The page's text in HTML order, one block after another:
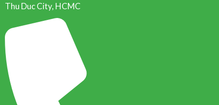
Thu Duc City, HCMC